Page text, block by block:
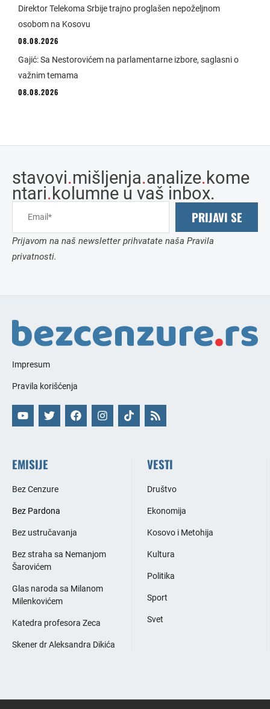
Direktor Telekoma Srbije trajno proglašen nepoželjnom
osobom na Kosovu
08.08.2026
Gajić: Sa Nestorovićem na parlamentarne izbore, saglasni o
važnim temama
08.08.2026
stavovi.mišljenja.analize.kome
ntari.kolumne u vaš inbox.
PRIJAVI SE
Prijavom na naš newsletter prihvatate naša Pravila
privatnosti.
Impresum
Pravila korišćenja
EMISIJE
Bez Cenzure
Bez Pardona
Bez ustručavanja
Bez straha sa Nemanjom
Šarovićem
Glas naroda sa Milanom
Milenkovićem
Katedra profesora Zeca
Skener dr Aleksandra Dikića
VESTI
Društvo
Ekonomija
Kosovo i Metohija
Kultura
Politika
Sport
Svet